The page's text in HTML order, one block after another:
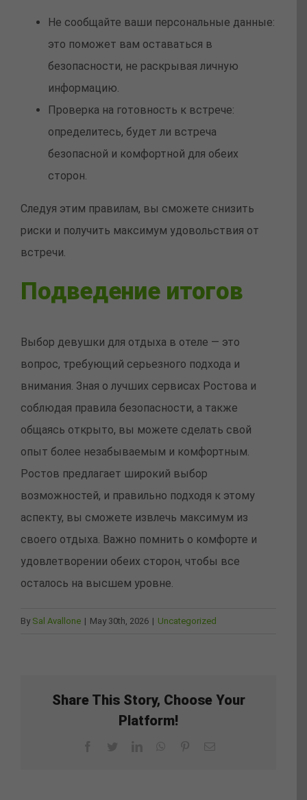
Не сообщайте ваши персональные данные:
это поможет вам оставаться в
безопасности, не раскрывая личную
информацию.
Проверка на готовность к встрече:
определитесь, будет ли встреча
безопасной и комфортной для обеих
сторон.
Следуя этим правилам, вы сможете снизить
риски и получить максимум удовольствия от
встречи.
Подведение итогов
Выбор девушки для отдыха в отеле — это
вопрос, требующий серьезного подхода и
внимания. Зная о лучших сервисах Ростова и
соблюдая правила безопасности, а также
общаясь открыто, вы можете сделать свой
опыт более незабываемым и комфортным.
Ростов предлагает широкий выбор
возможностей, и правильно подходя к этому
аспекту, вы сможете извлечь максимум из
своего отдыха. Важно помнить о комфорте и
удовлетворении обеих сторон, чтобы все
осталось на высшем уровне.
By Sal Avallone | May 30th, 2026 | Uncategorized
Share This Story, Choose Your
Platform!